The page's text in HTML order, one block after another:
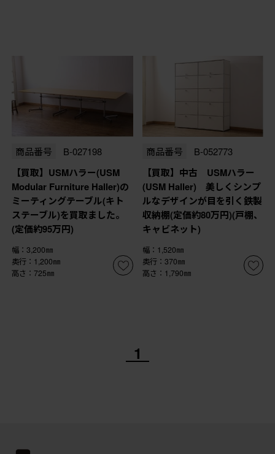
商品番号 B-027198
【買取】USMハラー(USM
Modular Furniture Haller)の
ミーティングテーブル(キト
ステーブル)を買取ました。
(定価約95万円)
幅：3,200㎜
奥行：1,200㎜
高さ：725㎜
商品番号 B-052773
【買取】中古 USMハラー
(USM Haller) 美しくシンプ
ルなデザインが目を引く鉄製
収納棚(定価約80万円)(戸棚、
キャビネット)
幅：1,520㎜
奥行：370㎜
高さ：1,790㎜
1